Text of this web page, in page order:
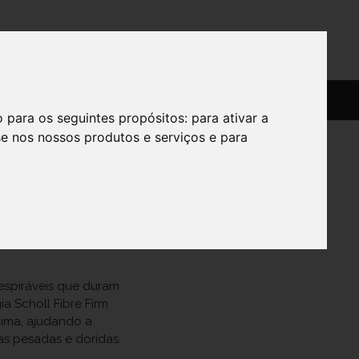
para os seguintes propósitos: para ativar a
nos nossos produtos e serviços e para
que duram
Scholl Fibre Firm
ajudando a
pesadas e doridas.